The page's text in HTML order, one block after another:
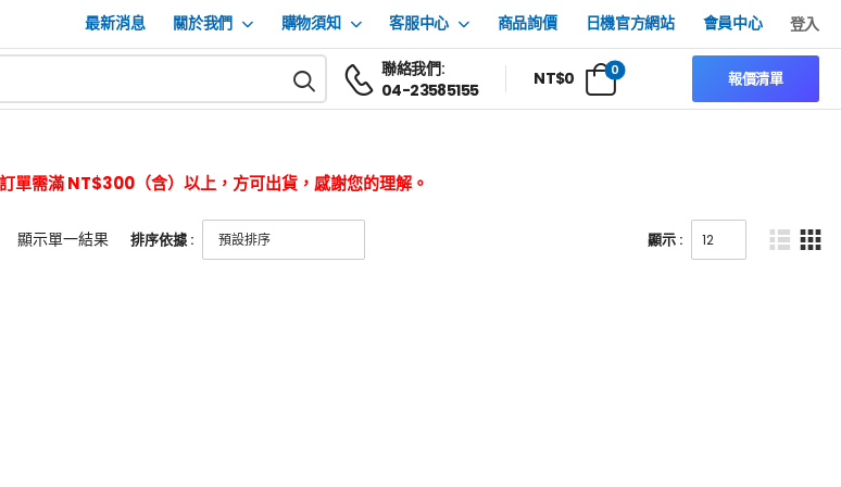
最新消息 關於我們 購物須知 客服中心 商品詢價 日機官方網站 會員中心 登入
聯絡我們:
04-23585155
NT$0 0 報價清單
單需滿 NT$300（含）以上，方可出貨，感謝您的理解。
顯示單一結果 排序依據 : 顯示 :